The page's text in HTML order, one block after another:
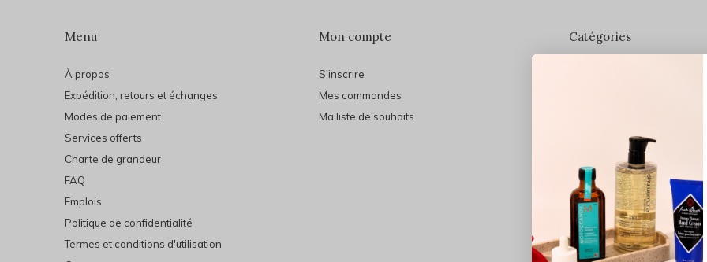
Menu
À propos
Expédition, retours et échanges
Modes de paiement
Services offerts
Charte de grandeur
FAQ
Emplois
Politique de confidentialité
Termes et conditions d'utilisation
Mon compte
S'inscrire
Mes commandes
Ma liste de souhaits
Catégories
Soins du visage
Maquillage
Bain et Corps
Bijoux